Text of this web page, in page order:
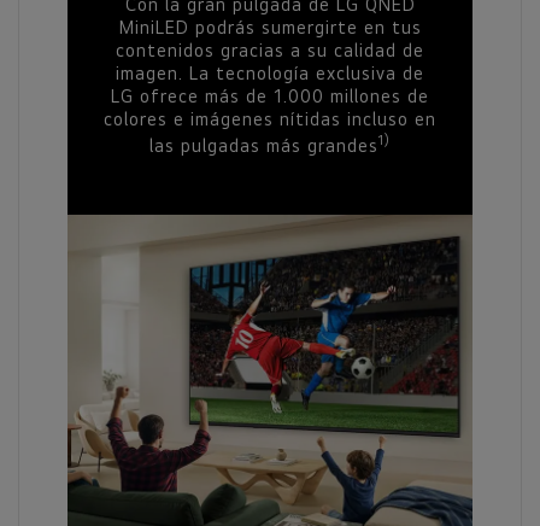
Con la gran pulgada de LG QNED
MiniLED podrás sumergirte en tus
contenidos gracias a su calidad de
imagen. La tecnología exclusiva de
LG ofrece más de 1.000 millones de
colores e imágenes nítidas incluso en
las pulgadas más grandes1)